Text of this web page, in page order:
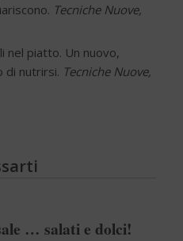
Tecniche Nuove,
nel piatto. Un nuovo,
di nutrirsi. Tecniche Nuove,
… salati e dolci!